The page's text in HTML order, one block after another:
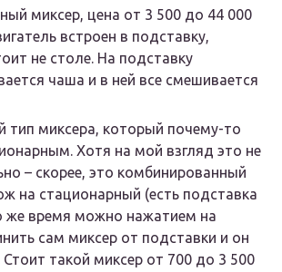
миксер, цена от 3 500 до 44 000
встроен в подставку,
не столе. На подставку
чаша и в ней все смешивается
тип миксера, который почему-то
Хотя на мой взгляд это не
– скорее, это комбинированный
на стационарный (есть подставка
же время можно нажатием на
сам миксер от подставки и он
такой миксер от 700 до 3 500